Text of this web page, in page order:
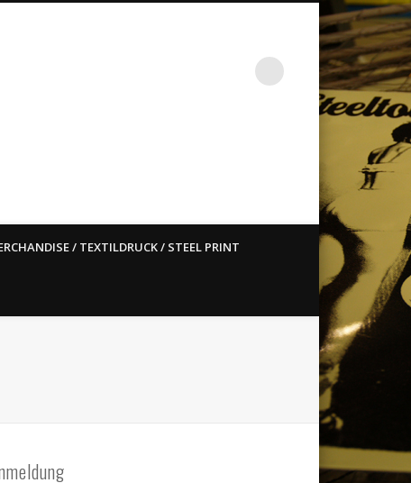
ain`t dead so straight
/ TEXTILDRUCK / STEEL PRINT